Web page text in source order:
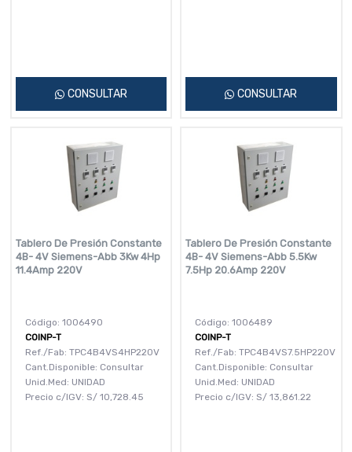
CONSULTAR CONSULTAR
Tablero De Presión Constante
4B- 4V Siemens-Abb 3Kw 4Hp
11.4Amp 220V
Código: 1006490
COINP-T
Ref./Fab: TPC4B4VS4HP220V
Cant.Disponible: Consultar
Unid.Med: UNIDAD
Precio c/IGV: S/ 10,728.45
Tablero De Presión Constante
4B- 4V Siemens-Abb 5.5Kw
7.5Hp 20.6Amp 220V
Código: 1006489
COINP-T
Ref./Fab: TPC4B4VS7.5HP220V
Cant.Disponible: Consultar
Unid.Med: UNIDAD
Precio c/IGV: S/ 13,861.22